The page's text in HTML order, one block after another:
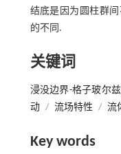
结底是因为圆柱群
的不同.
关键词
浸没边界-格子玻尔
动 / 流场特性 / 流
Key words